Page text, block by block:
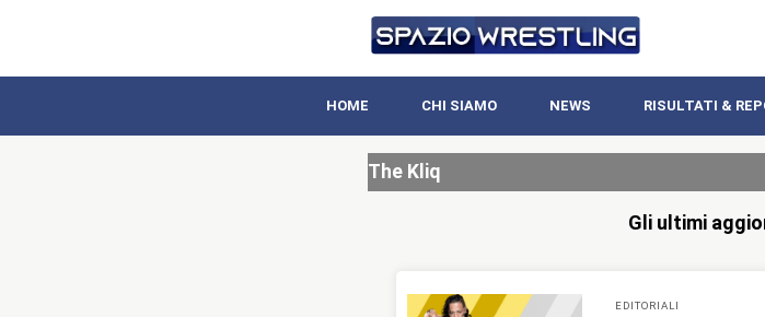
HOME CHI SIAMO NEWS RISULTATI &
The Kliq
Gli ultimi
EDITORIALI